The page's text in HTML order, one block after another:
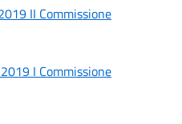
II Commissione
I Commissione